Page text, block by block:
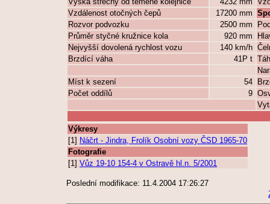
Vzdálenost otočných čepů
17200 mm
Rozvor podvozku
2500 mm
Průměr styčné kružnice kola
920 mm
Nejvyšší dovolená rychlost vozu
140 km/h
Brzdící váha
41P t
Míst k sezení
54
Počet oddílů
9
Výkresy
[1] Náčrt - Jindra, Frolík Osobní vozy ČSD 1965-70
Fotografie
[1] Vůz 19-10 154-4 v Ostravě hl.n. 5/2001
Poslední modifikace: 11.4.2004 17:26:27